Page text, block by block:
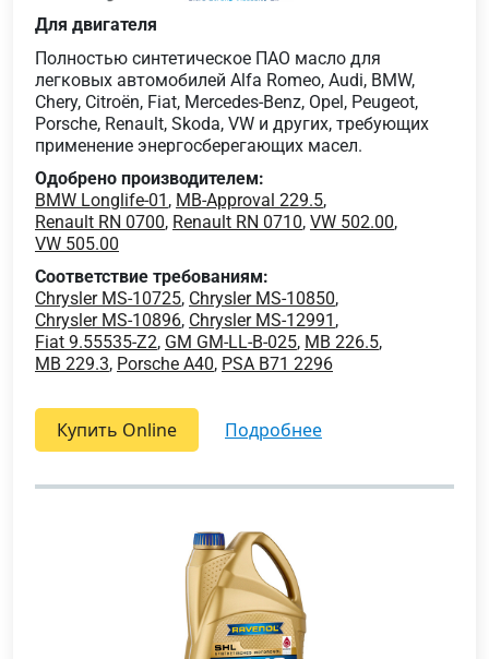
Для двигателя
Полностью синтетическое ПАО масло для
легковых автомобилей Alfa Romeo, Audi, BMW,
Chery, Citroën, Fiat, Mercedes-Benz, Opel, Peugeot,
Porsche, Renault, Skoda, VW и других, требующих
применение энергосберегающих масел.
Одобрено производителем:
BMW Longlife-01 , MB-Approval 229.5,
Renault RN 0700, Renault RN 0710, VW 502.00,
VW 505.00
Соответствие требованиям:
Chrysler MS-10725, Chrysler MS-10850,
Chrysler MS-10896, Chrysler MS-12991 ,
Fiat 9.55535-Z2, GM GM-LL-B-025, MB 226.5,
MB 229.3, Porsche A40, PSA B71 2296
Купить Online подробнее